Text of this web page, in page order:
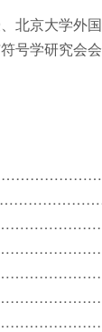
京大学外国
号学研究会